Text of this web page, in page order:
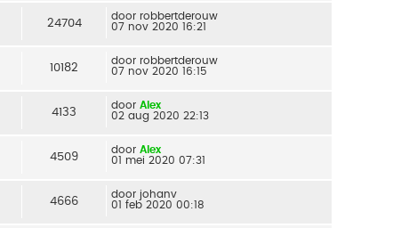
24704
door robbertderouw
07 nov 2020 16:21
10182
door robbertderouw
07 nov 2020 16:15
4133
door Alex
02 aug 2020 22:13
4509
door Alex
01 mei 2020 07:31
4666
door johanv
01 feb 2020 00:18